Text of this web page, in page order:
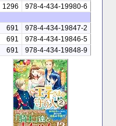
1296 978-4-434-19980-6
691
978-4-434-19847-2
691
978-4-434-19846-5
691 978-4-434-19848-9